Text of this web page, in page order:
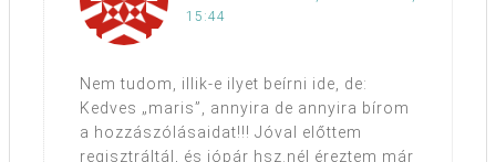
15:44
Nem tudom, illik-e ilyet beírni ide, de:
Kedves „maris”, annyira de annyira bírom
a hozzászólásaidat!!! Jóval előttem
regisztráltál, és jópár hsz.nél éreztem már